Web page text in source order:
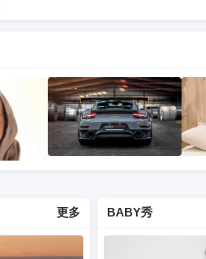
更多 BABY秀